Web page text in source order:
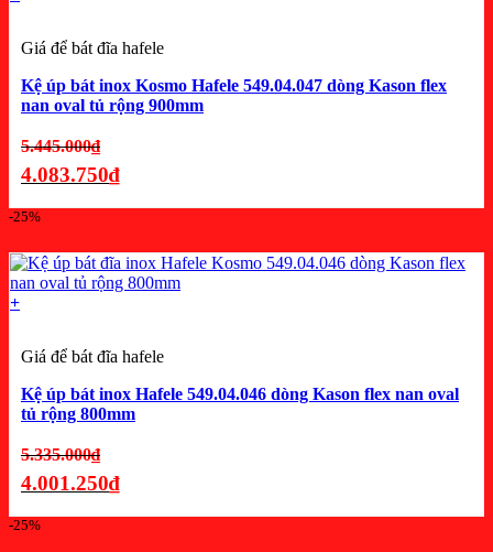
Giá để bát đĩa hafele
Kệ úp bát inox Kosmo Hafele 549.04.047 dòng Kason flex
nan oval tủ rộng 900mm
5.445.000₫Giá
gốc
4.083.750₫
tại
là:
-25%
+
Giá để bát đĩa hafele
Kệ úp bát inox Hafele 549.04.046 dòng Kason flex nan oval
tủ rộng 800mm
5.335.000₫Giá
gốc
4.001.250₫
-25%